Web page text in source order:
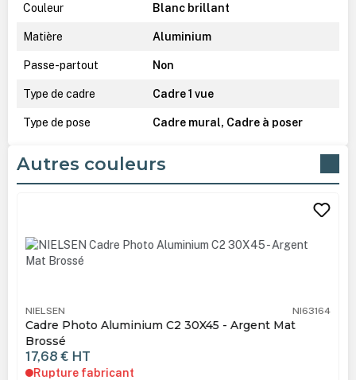
Couleur Blanc brillant
Matière Aluminium
Passe-partout Non
Type de cadre Cadre 1 vue
Type de pose Cadre mural, Cadre à poser
Autres couleurs
NIELSEN NI63164
Cadre Photo Aluminium C2 30X45 - Argent Mat
Brossé
17,68 € HT
Rupture fabricant